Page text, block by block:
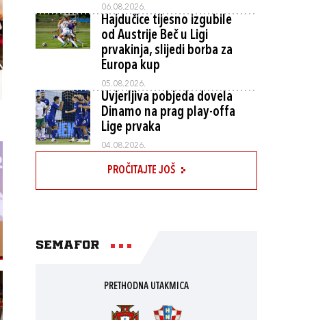
06.08.2026.
Hajdučice tijesno izgubile
od Austrije Beč u Ligi
prvakinja, slijedi borba za
Europa kup
05.08.2026.
Uvjerljiva pobjeda dovela
Dinamo na prag play-offa
Lige prvaka
04.08.2026.
PROČITAJTE JOŠ
Semafor
PRETHODNA UTAKMICA